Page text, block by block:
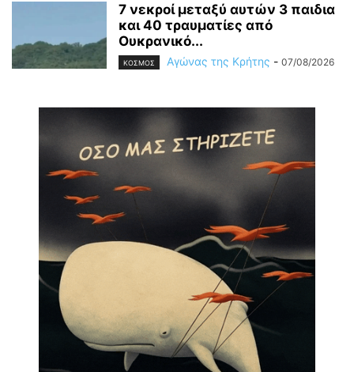
7 νεκροί μεταξύ αυτών 3 παιδια
και 40 τραυματίες από
Ουκρανικό...
ΚΟΣΜΟΣ Αγώνας της Κρήτης - 07/08/2026